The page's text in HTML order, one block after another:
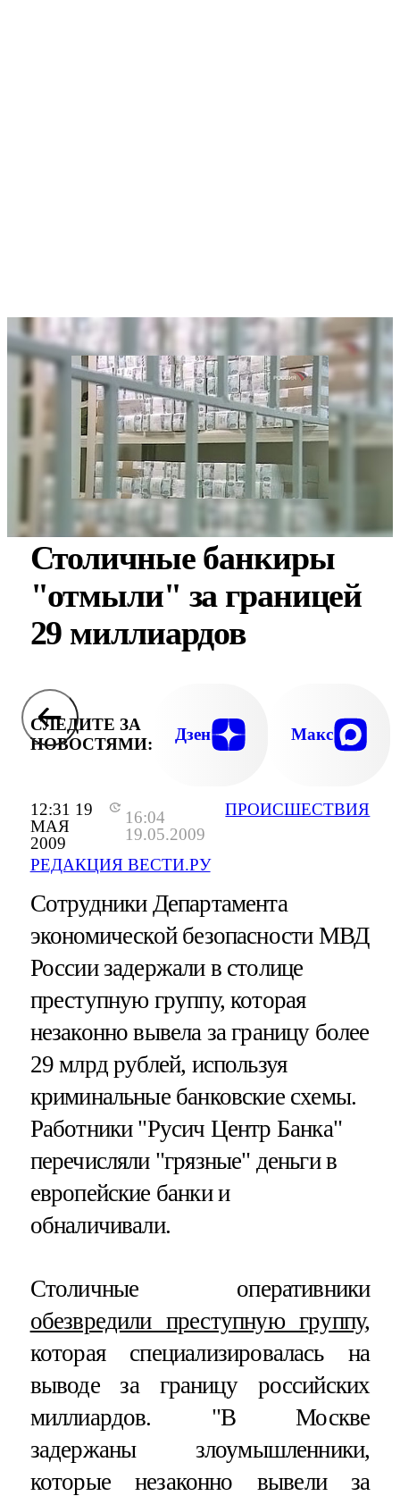
12:31 19
МАЯ
2009
16:04
19.05.2009
РЕДАКЦИЯ ВЕСТИ.РУ
ПРОИСШЕСТВИЯ
Столичные банкиры
"отмыли" за границей
29 миллиардов
СЛЕДИТЕ ЗА
НОВОСТЯМИ:
Дзен Макс
Сотрудники Департамента
экономической безопасности МВД
России задержали в столице
преступную группу, которая
незаконно вывела за границу более
29 млрд рублей, используя
криминальные банковские схемы.
Работники "Русич Центр Банка"
перечисляли "грязные" деньги в
европейские банки и
обналичивали.
Столичные оперативники
обезвредили преступную группу,
которая специализировалась на
выводе за границу российских
миллиардов. "В Москве
задержаны злоумышленники,
которые незаконно вывели за